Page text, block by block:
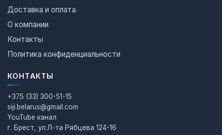
Доставка и оплата
О компании
Контакты
Политика конфиденциальности
КОНТАКТЫ
+375 (33) 300-51-15
siji.belarus@gmail.com
YouTube канал
г. Брест, ул.Л-та Рябцева 124-16